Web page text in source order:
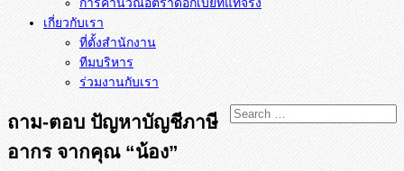
เกี่ยวกับเรา
ที่ตั้งสำนักงาน
ทีมบริหาร
ร่วมงานกับเรา
ถาม-ตอบ ปัญหาบัญชีภาษี
อากร จากคุณ “น้อง”